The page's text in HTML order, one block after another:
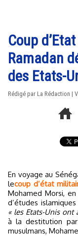
Coup
Ramadan
des Etats-
Rédigé par La Rédaction |
En voyage au Sénégal, Tariq Ramadan a livré son analyse sur
lecoup d’état
Mohamed Morsi,
d’études
« les Etats-Unis ont
à la destitution
musulmans,